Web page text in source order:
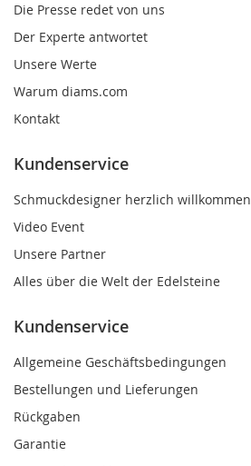
Die Presse redet von uns
Der Experte antwortet
Unsere Werte
Warum diams.com
Kontakt
Kundenservice
Schmuckdesigner herzlich willkommen
Video Event
Unsere Partner
Alles über die Welt der Edelsteine
Kundenservice
Allgemeine Geschäftsbedingungen
Bestellungen und Lieferungen
Rückgaben
Garantie